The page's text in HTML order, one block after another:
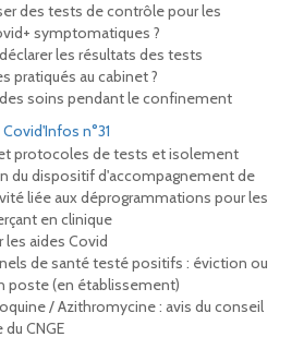
des tests de contrôle pour les
symptomatiques ?
les résultats des tests
pratiqués au cabinet ?
soins pendant le confinement
Covid'Infos n°31
protocoles de tests et isolement
du dispositif d'accompagnement de
liée aux déprogrammations pour les
en clinique
les aides Covid
de santé testé positifs : éviction ou
poste (en établissement)
/ Azithromycine : avis du conseil
CNGE